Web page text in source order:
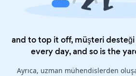
and to top it off, müşteri
every day, and so is the
Ayrıca, uzman mühendislerden